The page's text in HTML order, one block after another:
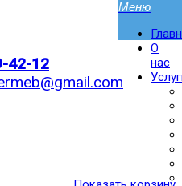
42-12
О
нас